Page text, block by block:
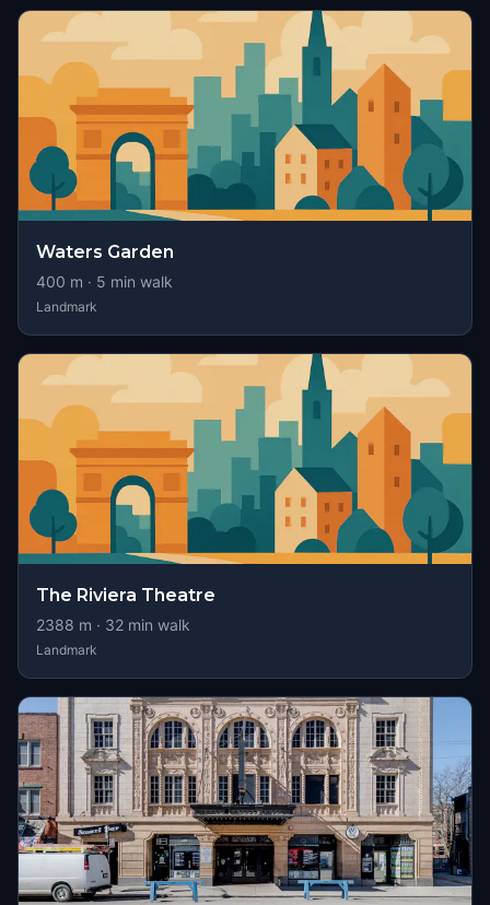
Waters Garden
400 m · 5 min walk
Landmark
The Riviera Theatre
2388 m · 32 min walk
Landmark